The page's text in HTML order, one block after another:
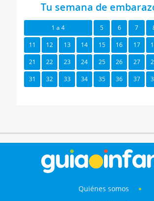
Tu semana de
1 a 4 5 6 7
11 12 13 14 15 16 17
21 22 23 24 25 26 27
31 32 33 34 35 36 37
Quiénes somos